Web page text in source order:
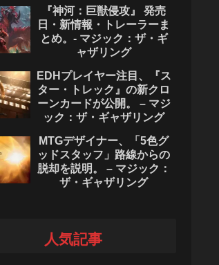
『神河：巨獣侵攻』 発売
日・新情報・トレーラーま
とめ。- マジック：ザ・ギ
ャザリング
EDHプレイヤー注目、『ス
ター・トレック』の新クロ
ーンカードが公開。 – マジ
ック：ザ・ギャザリング
MTGデザイナー、「5色グ
ッドスタッフ」路線からの
脱却を説明。 – マジック：
ザ・ギャザリング
人気記事